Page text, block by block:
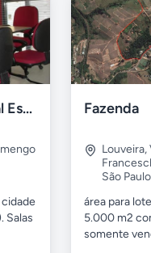
Escritório Virtual Espaço 2D
Salas
Fazenda
Louveira,
São Paulo
área para
5.000 m2
somente